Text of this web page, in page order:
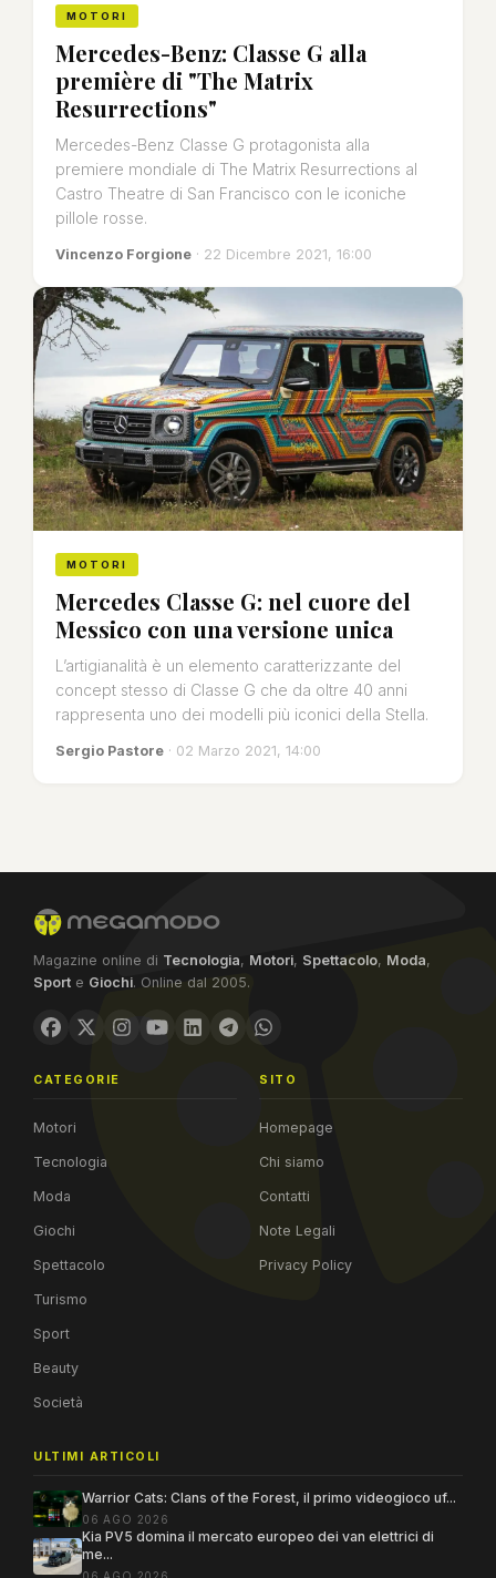
MOTORI
Mercedes-Benz: Classe G alla
première di "The Matrix
Resurrections"
Mercedes-Benz Classe G protagonista alla
premiere mondiale di The Matrix Resurrections al
Castro Theatre di San Francisco con le iconiche
pillole rosse.
Vincenzo Forgione · 22 Dicembre 2021, 16:00
MOTORI
Mercedes Classe G: nel cuore del
Messico con una versione unica
L’artigianalità è un elemento caratterizzante del
concept stesso di Classe G che da oltre 40 anni
rappresenta uno dei modelli più iconici della Stella.
Sergio Pastore · 02 Marzo 2021, 14:00
Magazine online di Tecnologia, Motori, Spettacolo, Moda,
Sport e Giochi. Online dal 2005.
CATEGORIE
Motori
Tecnologia
Moda
Giochi
Spettacolo
Turismo
Sport
Beauty
Società
SITO
Homepage
Chi siamo
Contatti
Note Legali
Privacy Policy
ULTIMI ARTICOLI
Warrior Cats: Clans of the Forest, il primo videogioco uf...
06 AGO 2026
Kia PV5 domina il mercato europeo dei van elettrici di
me...